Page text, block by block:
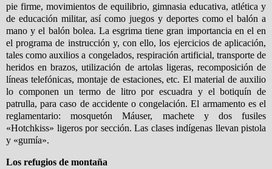
pie firme, movimientos de equilibrio, gimnasia educativa, atlética y
de educación militar, así como juegos y deportes como el balón a
mano y el balón bolea. La esgrima tiene gran importancia en el en
el programa de instrucción y, con ello, los ejercicios de aplicación,
tales como auxilios a congelados, respiración artificial, transporte de
heridos en brazos, utilización de artolas ligeras, recomposición de
líneas telefónicas, montaje de estaciones, etc. El material de auxilio
lo componen un termo de litro por escuadra y el botiquín de
patrulla, para caso de accidente o congelación. El armamento es el
reglamentario: mosquetón Máuser, machete y dos fusiles
«Hotchkiss» ligeros por sección. Las clases indígenas llevan pistola
y «gumía».
Los refugios de montaña